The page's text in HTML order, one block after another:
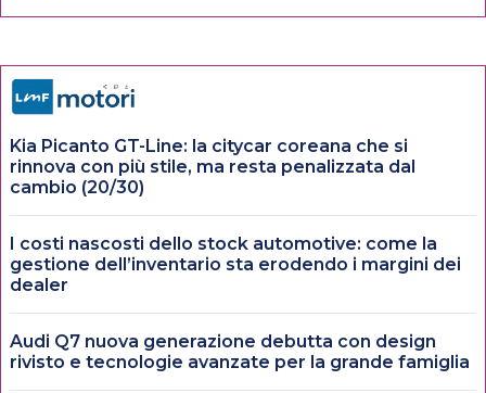
Kia Picanto GT-Line: la citycar coreana che si
rinnova con più stile, ma resta penalizzata dal
cambio (20/30)
I costi nascosti dello stock automotive: come la
gestione dell’inventario sta erodendo i margini dei
dealer
Audi Q7 nuova generazione debutta con design
rivisto e tecnologie avanzate per la grande famiglia